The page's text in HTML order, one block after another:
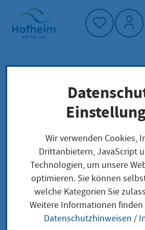
Startseite"
Neuigkeiten und Ausschreibungen
Veranstaltung
Detailansicht
Wir verwenden Cookies,
Drittanbietern, JavaScript
Technologien, um unsere
optimieren. Sie können
welche Kategorien Sie
Weitere Informationen finden
Datenschutzhinweisen /